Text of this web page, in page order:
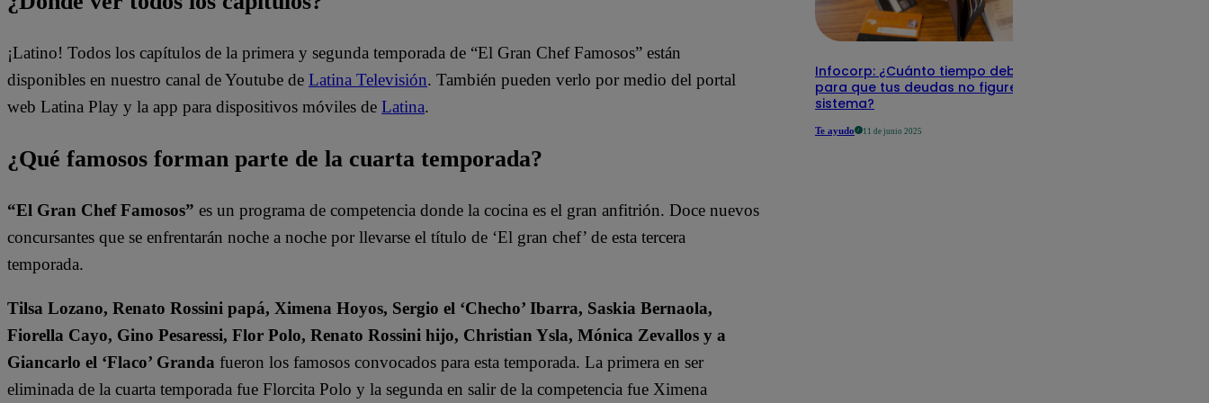
¡Latino! Todos los capítulos de la primera y segunda temporada de “El Gran Chef Famosos” están
disponibles en nuestro canal de Youtube de Latina Televisión. También pueden verlo por medio del portal
web Latina Play y la app para dispositivos móviles de Latina.
¿Qué famosos forman parte de la cuarta temporada?
“El Gran Chef Famosos” es un programa de competencia donde la cocina es el gran anfitrión. Doce nuevos
concursantes que se enfrentarán noche a noche por llevarse el título de ‘El gran chef’ de esta tercera
temporada.
Tilsa Lozano, Renato Rossini papá, Ximena Hoyos, Sergio el ‘Checho’ Ibarra, Saskia Bernaola,
Fiorella Cayo, Gino Pesaressi, Flor Polo, Renato Rossini hijo, Christian Ysla, Mónica Zevallos y a
Giancarlo el ‘Flaco’ Granda fueron los famosos convocados para esta temporada. La primera en ser
eliminada de la cuarta temporada fue Florcita Polo y la segunda en salir de la competencia fue Ximena
Infocorp: ¿Cuánto tiempo debe pasar
para que tus deudas no figuren en su
sistema?
Te ayudo 11 de junio 2025